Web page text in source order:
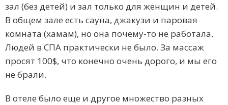
зал (без детей) и зал только для женщин и детей.
В общем зале есть сауна, джакузи и паровая
комната (хамам), но она почему-то не работала.
Людей в СПА практически не было. За массаж
просят 100$, что конечно очень дорого, и мы его
не брали.
В отеле было еще и другое множество разных